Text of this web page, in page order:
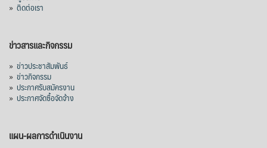
» ติดต่อเรา
ข่าวสารและกิจกรรม
» ข่าวประชาสัมพันธ์
» ข่าวกิจกรรม
» ประกาศรับสมัครงาน
» ประกาศจัดซื้อจัดจ้าง
แผน-ผลการดำเนินงาน